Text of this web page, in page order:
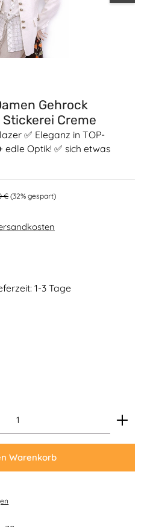
Gehrock
Creme
✅ Eleganz in TOP-
edle Optik! ✅ sich etwas
Preis:
€ (32% gespart)
von 0 von 5 Sternen
1-3 Tage
den gewünschten Wert ein
Warenkorb